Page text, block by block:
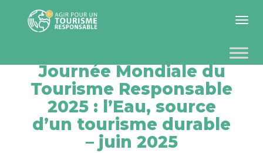
Toggle
Journée Mondiale du
Tourisme Responsable
2025 : l’Eau, source
d’un tourisme durable
– juin 2025